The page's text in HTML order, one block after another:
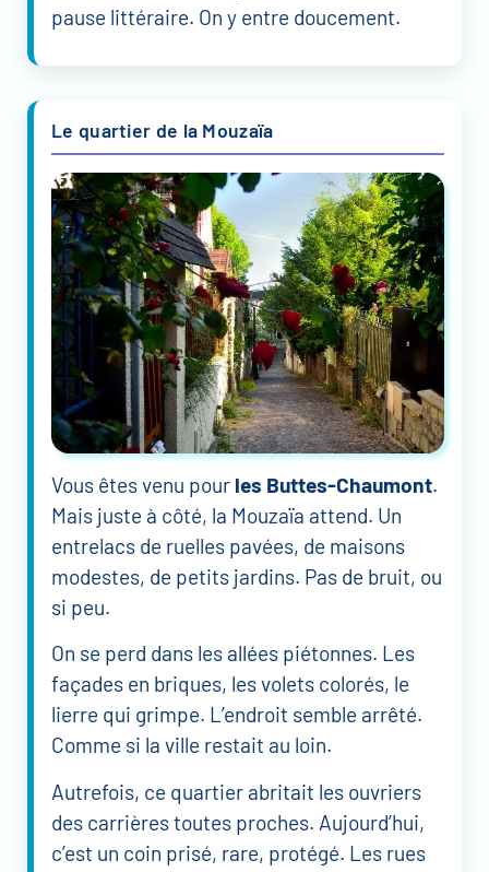
pause littéraire. On y entre doucement.
Le quartier de la Mouzaïa
Vous êtes venu pour les Buttes-Chaumont.
Mais juste à côté, la Mouzaïa attend. Un
entrelacs de ruelles pavées, de maisons
modestes, de petits jardins. Pas de bruit, ou
si peu.
On se perd dans les allées piétonnes. Les
façades en briques, les volets colorés, le
lierre qui grimpe. L’endroit semble arrêté.
Comme si la ville restait au loin.
Autrefois, ce quartier abritait les ouvriers
des carrières toutes proches. Aujourd’hui,
c’est un coin prisé, rare, protégé. Les rues